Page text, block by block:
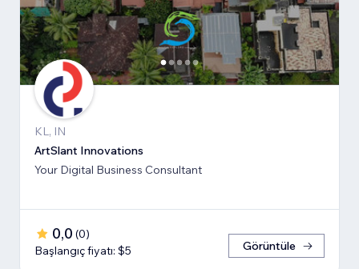
KL, IN
ArtSlant Innovations
Your Digital Business Consultant
0,0 (0)
Başlangıç fiyatı: $5
Görüntüle